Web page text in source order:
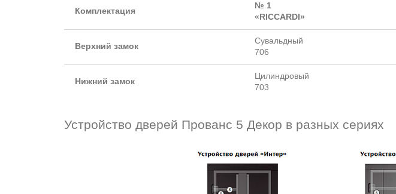
Комплектация
№ 1
«RICCARDI»
Верхний замок
Сувальдный
706
Нижний замок
Цилиндровый
703
Устройство дверей Прованс 5 Декор в разных сериях